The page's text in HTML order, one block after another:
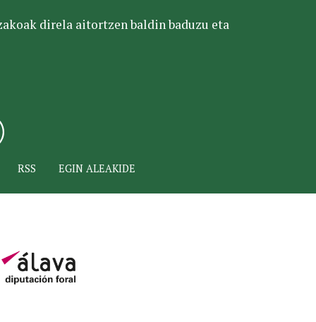
direla aitortzen baldin baduzu eta
RSS EGIN ALEAKIDE